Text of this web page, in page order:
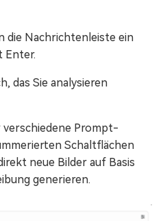
die Nachrichtenleiste ein
Enter.
das Sie analysieren
Prompt-
Schaltflächen
neue Bilder auf Basis
generieren.